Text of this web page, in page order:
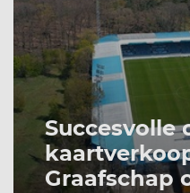
Succesvolle
Graafschap